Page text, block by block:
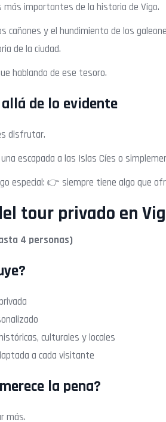
más importantes de la historia de Vigo.
cañones y el hundimiento de los
de la ciudad.
hablando de ese tesoro.
de lo evidente
disfrutar.
escapada a las Islas Cíes o
especial: 👉 siempre tiene algo que
tour privado en
4 personas)
culturales y locales
a cada visitante
la pena?
más.